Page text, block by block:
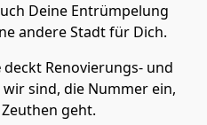
Deine Entrümpelung
andere Stadt für Dich.
deckt Renovierungs- und
sind, die Nummer ein,
geht.